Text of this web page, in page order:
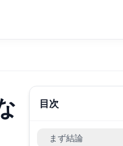
目次
まず結論